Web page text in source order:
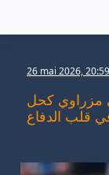
26 mai 2026,
مزراوي كحل
قلب الدفاع